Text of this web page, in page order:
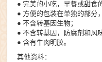
● 完美的小吃，早餐或甜食
● 方便的包装在单独的部分
● 不含转基因生物；
● 不含转基因，防腐剂和风
● 含有牛肉明胶。
其他资料：